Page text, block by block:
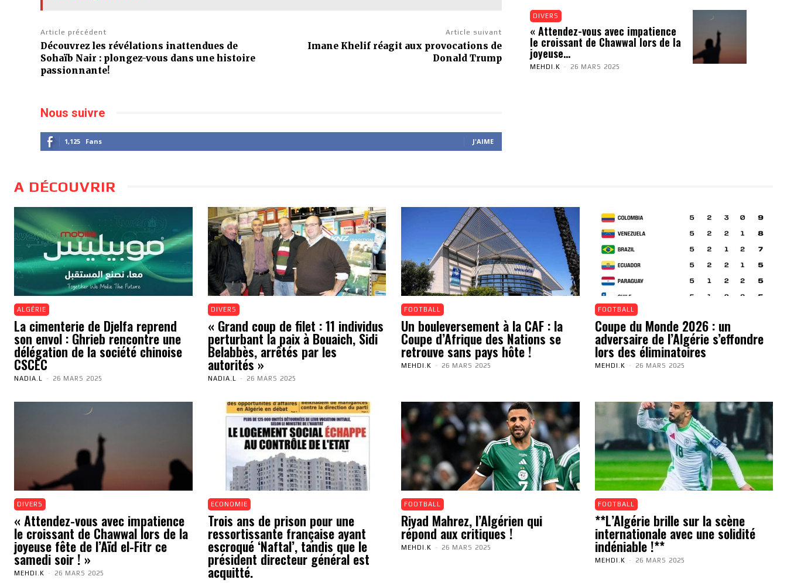
Article précédent
Découvrez les révélations inattendues de
Sohaïb Nair : plongez-vous dans une histoire
passionnante!
Article suivant
Imane Khelif réagit aux provocations de
Donald Trump
Nous suivre
1,125 Fans J'AIME
DIVERS
« Attendez-vous avec impatience
le croissant de Chawwal lors de la
joyeuse...
MEHDI.K - 26 MARS 2025
A DÉCOUVRIR
ALGÉRIE
La cimenterie de Djelfa reprend
son envol : Ghrieb rencontre une
délégation de la société chinoise
CSCEC
NADIA.L - 26 MARS 2025
DIVERS
« Grand coup de filet : 11 individus
perturbant la paix à Bouaich, Sidi
Belabbès, arrêtés par les
autorités »
NADIA.L - 26 MARS 2025
FOOTBALL
Un bouleversement à la CAF : la
Coupe d’Afrique des Nations se
retrouve sans pays hôte !
MEHDI.K - 26 MARS 2025
FOOTBALL
Coupe du Monde 2026 : un
adversaire de l’Algérie s’effondre
lors des éliminatoires
MEHDI.K - 26 MARS 2025
DIVERS
« Attendez-vous avec impatience
le croissant de Chawwal lors de la
joyeuse fête de l’Aïd el-Fitr ce
samedi soir ! »
MEHDI.K - 26 MARS 2025
ECONOMIE
Trois ans de prison pour une
ressortissante française ayant
escroqué ‘Naftal’, tandis que le
président directeur général est
acquitté.
FOOTBALL
Riyad Mahrez, l’Algérien qui
répond aux critiques !
MEHDI.K - 26 MARS 2025
FOOTBALL
**L’Algérie brille sur la scène
internationale avec une solidité
indéniable !**
MEHDI.K - 26 MARS 2025